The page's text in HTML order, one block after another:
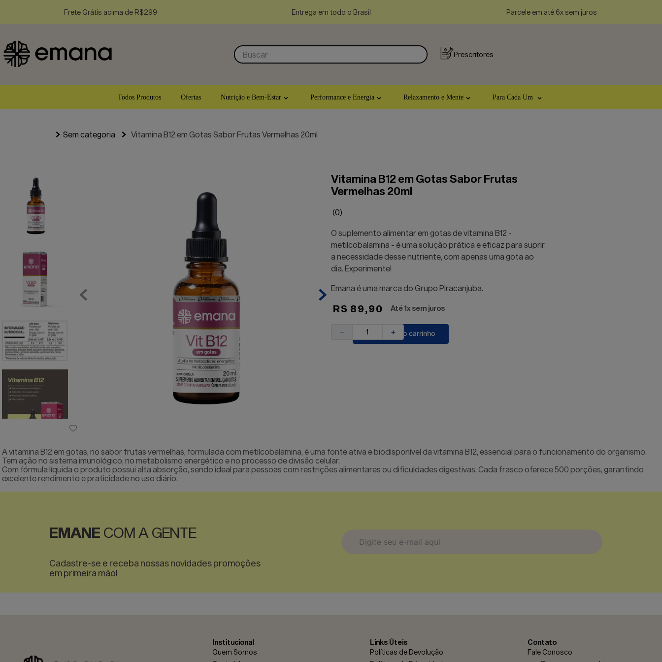
Frete Grátis acima de R$299 Entrega em todo o Brasil Parcele em até 6x sem juros
Buscar
Prescritores
Todos Produtos Ofertas Nutrição e Bem-Estar Performance e Energia Relaxamento e Mente Para Cada Um
Sem categoria Vitamina B12 em Gotas Sabor Frutas Vermelhas 20ml
Vitamina B12 em Gotas Sabor Frutas
Vermelhas 20ml
(0)
O suplemento alimentar em gotas de vitamina B12 -
metilcobalamina - é uma solução prática e eficaz para suprir
a necessidade desse nutriente, com apenas uma gota ao
dia. Experimente!
Emana é uma marca do Grupo Piracanjuba.
R$ 89,90 Até1x sem juros
＋
－ Adicionar ao carrinho
A vitamina B12 em gotas, no sabor frutas vermelhas, formulada com metilcobalamina, é uma fonte ativa e biodisponível da vitamina B12, essencial para o funcionamento do organismo.
Tem ação no sistema imunológico, no metabolismo energético e no processo de divisão celular.
Com fórmula líquida o produto possui alta absorção, sendo ideal para pessoas com restrições alimentares ou dificuldades digestivas. Cada frasco oferece 500 porções, garantindo
excelente rendimento e praticidade no uso diário.
EMANE COM A GENTE
Cadastre-se e receba nossas novidades promoções
em primeira mão!
* Ao enviar esse formulário, você confirma ter 18 anos ou mais.
Institucional
Quem Somos
Links Úteis
Políticas de Devolução
Contato
Fale Conosco